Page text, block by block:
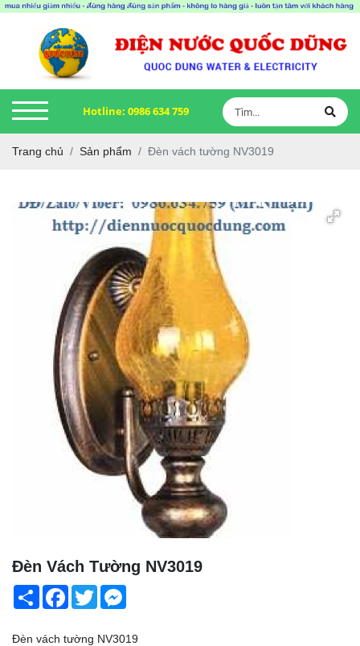
Hotline: 0986 634 759
Trang chủ Sản phẩm Đèn vách tường NV3019
Đèn Vách Tường NV3019
Share Facebook
Twitter
Đèn vách tường NV3019